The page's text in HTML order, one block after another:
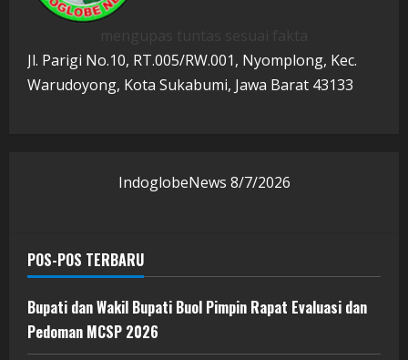
Jl. Parigi No.10, RT.005/RW.001, Nyomplong, Kec.
Warudoyong, Kota Sukabumi, Jawa Barat 43133
IndoglobeNews 8/7/2026
POS-POS TERBARU
Bupati dan Wakil Bupati Buol Pimpin Rapat Evaluasi dan
Pedoman MCSP 2026